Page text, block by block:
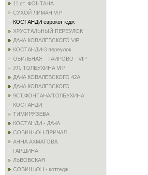
11 ст. ФОНТАНА
СУХОЙ ЛИМАН VIP
КОСТАНДИ еврокоттедж
ХРУСТАЛЬНЫЙ ПЕРЕУЛОК
ДАЧА КОВАЛЕВСКОГО VIP
КОСТАНДИ-3 переулок
ОБИЛЬНАЯ - ТАИРОВО - VIP
УЛ. ТОЛБУХИНА VIP
ДАЧА КОВАЛЕВСКОГО 42А
ДАЧА КОВАЛЕВСКОГО
9СТ.ФОНТАНА/ТОЛБУХИНА
КОСТАНДИ
ТИМИРЯЗЕВА
КОСТАНДИ - ДАЧА
СОВИНЬОН ПРИЧАЛ
АННА АХМАТОВА
ГАРШИНА
ЛЬВОВСКАЯ
СОВИНЬОН - коттедж